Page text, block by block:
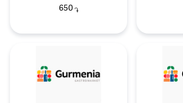
650֏